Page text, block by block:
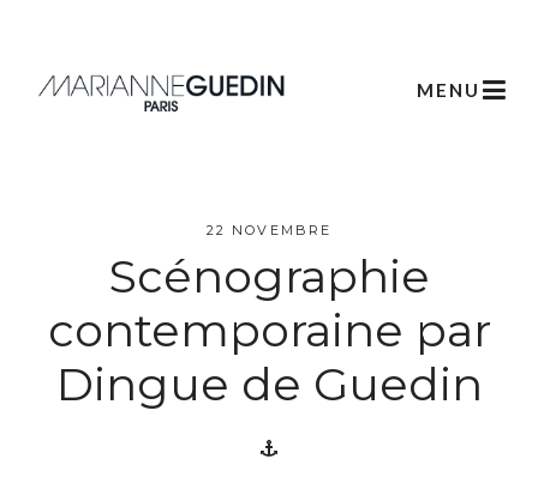
MENU
L’atelier
Créations
Scénographie
22 NOVEMBRE
Scénographie
contemporaine par
Dingue de Guedin